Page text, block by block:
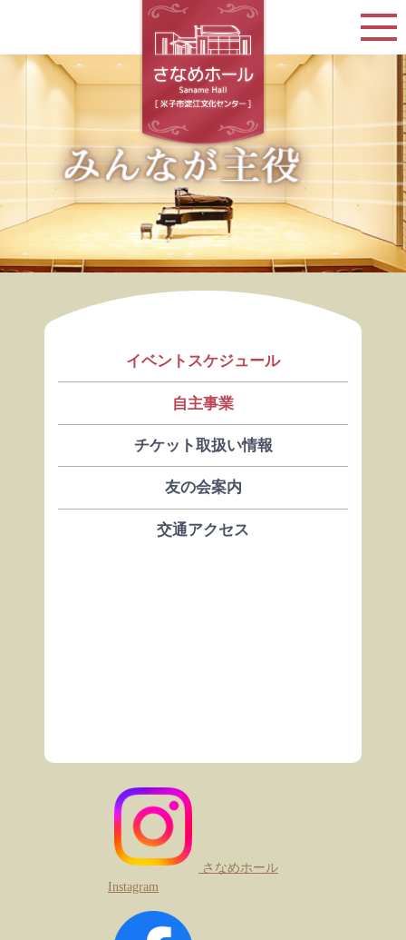
イベントスケジュール
自主事業
チケット取扱い情報
友の会案内
交通アクセス
さなめホール
Instagram